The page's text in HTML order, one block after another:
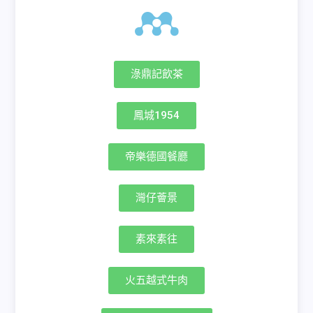
淥鼎記飲茶
鳳城1954
帝樂德國餐廳
灣仔薈景
素來素往
火五越式牛肉